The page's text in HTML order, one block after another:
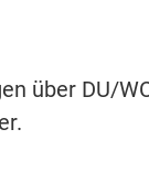
über DU/